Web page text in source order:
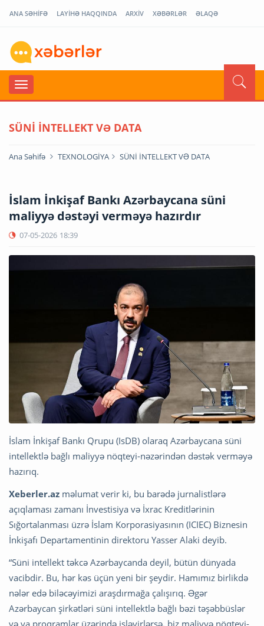
ANA SƏHİFƏ LAYİHƏ HAQQINDA ARXİV XƏBƏRLƏR ƏLAQƏ
SÜNİ İNTELLEKT VƏ DATA
Ana Səhifə TEXNOLOGİYA SÜNİ İNTELLEKT VƏ DATA
İslam İnkişaf Bankı Azərbaycana süni
maliyyə dəstəyi verməyə hazırdır
07-05-2026 18:39
İslam İnkişaf Bankı Qrupu (IsDB) olaraq Azərbaycana süni
intellektlə bağlı maliyyə nöqteyi-nəzərindən dəstək verməyə
hazırıq.
Xeberler.az məlumat verir ki, bu barədə jurnalistlərə
açıqlaması zamanı İnvestisiya və İxrac Kreditlərinin
Sığortalanması üzrə İslam Korporasiyasının (ICIEC) Biznesin
İnkişafı Departamentinin direktoru Yasser Alaki deyib.
“Süni intellekt təkcə Azərbaycanda deyil, bütün dünyada
vacibdir. Bu, hər kəs üçün yeni bir şeydir. Hamımız birlikdə
nələr edə biləcəyimizi araşdırmağa çalışırıq. Əgər
Azərbaycan şirkətləri süni intellektlə bağlı bəzi təşəbbüslər
və ya proqramlar üzərində işləyirlərsə, biz maliyyə nöqteyi-